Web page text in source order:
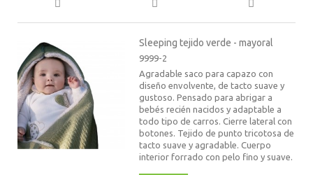
Sleeping tejido verde - mayoral
9999-2
Agradable saco para capazo con
diseño envolvente, de tacto suave y
gustoso. Pensado para abrigar a
bebés recién nacidos y adaptable a
todo tipo de carros. Cierre lateral con
botones. Tejido de punto tricotosa de
tacto suave y agradable. Cuerpo
interior forrado con pelo fino y suave.